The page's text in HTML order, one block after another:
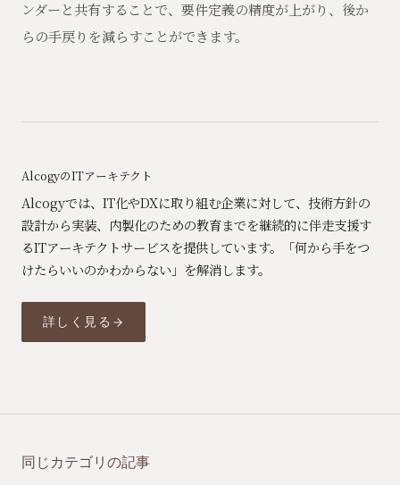
ンダーと共有することで、要件定義の精度が上がり、後か
らの手戻りを減らすことができます。
AlcogyのITアーキテクト
Alcogyでは、IT化やDXに取り組む企業に対して、技術方針の
設計から実装、内製化のための教育までを継続的に伴走支援す
るITアーキテクトサービスを提供しています。「何から手をつ
けたらいいのかわからない」を解消します。
詳しく見る
同じカテゴリの記事